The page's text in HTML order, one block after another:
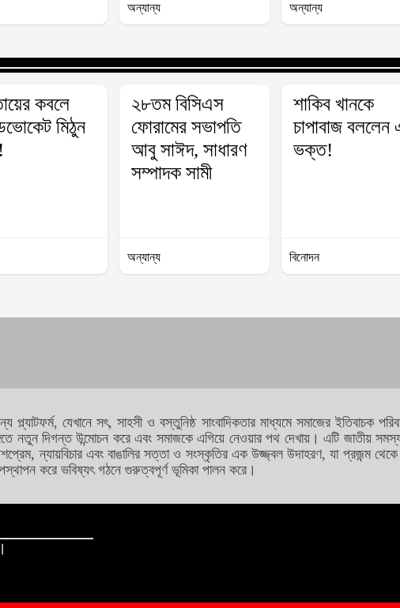
অন্যান্য অন্যান্য
কবলে
মিঠুন
২৮তম বিসিএস
ফোরামের সভাপতি
আবু সাঈদ, সাধারণ
সম্পাদক সামী
অন্যান্য
শাকিব খানকে
চাপাবাজ
ভক্ত!
বিনোদন
যেখানে সৎ, সাহসী ও বস্তুনিষ্ঠ সাংবাদিকতার মাধ্যমে সমাজের ইতিবাচক
নতুন দিগন্ত উন্মোচন করে এবং সমাজকে এগিয়ে নেওয়ার পথ দেখায়। এটি জাতীয়
ন্যায়বিচার এবং বাঙালির সত্তা ও সংস্কৃতির এক উজ্জ্বল উদাহরণ, যা প্রজন্ম থেকে
করে ভবিষ্যৎ গঠনে গুরুত্বপূর্ণ ভূমিকা পালন করে।